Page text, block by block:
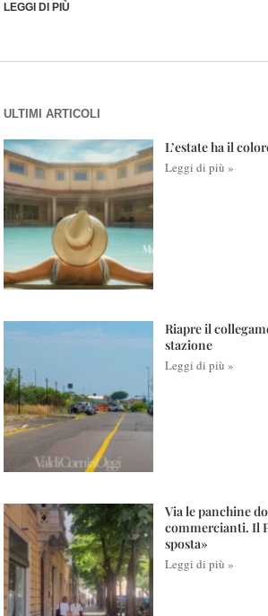
LEGGI DI PIÙ
ULTIMI ARTICOLI
L’estate ha il
Leggi di più »
Riapre il
stazione
Leggi di più »
Via le panchine
commercianti. Il
sposta»
Leggi di più »